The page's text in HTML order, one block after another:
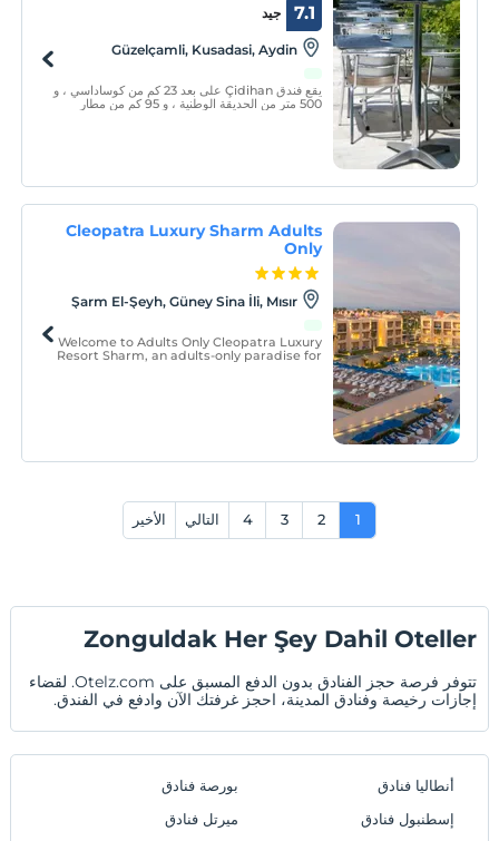
جيد 7.1
Güzelçamli, Kusadasi, Aydin
يقع فندق Çidihan على بعد 23 كم من كوساداسي ، و
500 متر من الحديقة الوطنية ، و 95 كم من مطار
Cleopatra Luxury Sharm Adults
Only
Şarm El-Şeyh, Güney Sina İli, Mısır
Welcome to Adults Only Cleopatra Luxury
Resort Sharm, an adults-only paradise for
1
2
3
4 التالي الأخير
Zonguldak Her Şey Dahil Oteller
تتوفر فرصة حجز الفنادق بدون الدفع المسبق على Otelz.com. لقضاء
إجازات رخيصة وفنادق المدينة، احجز غرفتك الآن وادفع في الفندق.
أنطاليا فنادق
إسطنبول فنادق
بورصة فنادق
ميرتل فنادق